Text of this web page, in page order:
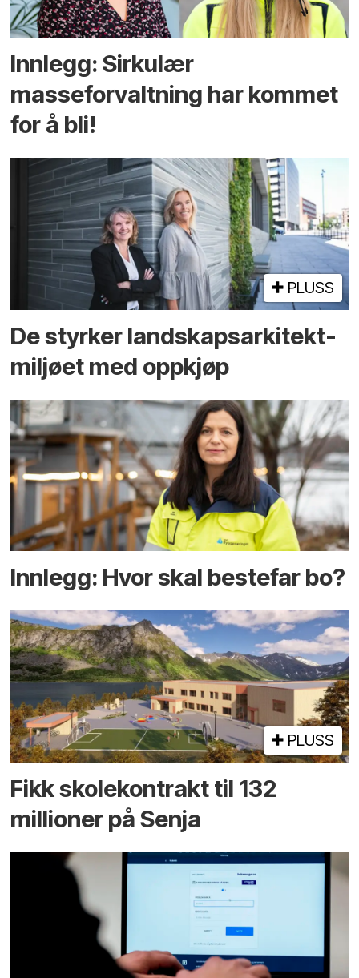
Innlegg: Sirkulær
masseforvaltning har kommet
for å bli!
PLUSS
De styrker landskaps­arkitekt­
miljøet med oppkjøp
Innlegg: Hvor skal bestefar bo?
PLUSS
Fikk skole­kontrakt til 132
millioner på Senja